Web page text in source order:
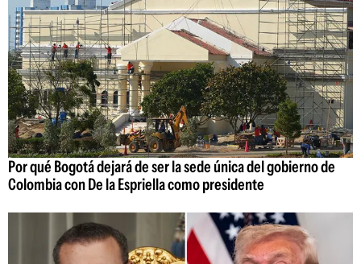
Por qué Bogotá dejará de ser la sede única del gobierno de
Colombia con De la Espriella como presidente